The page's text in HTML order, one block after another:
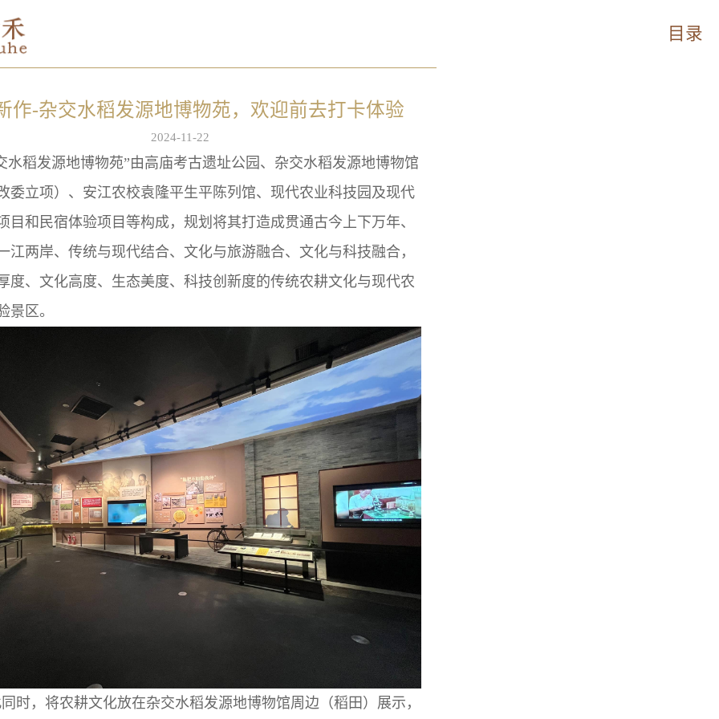
目录
作-杂交水稻发源地博物苑，欢迎前去打卡体验
2024-11-22
水稻发源地博物苑”由高庙考古遗址公园、杂交水稻发源地博物馆
委立项）、安江农校袁隆平生平陈列馆、现代农业科技园及现代
目和民宿体验项目等构成，规划将其打造成贯通古今上下万年、
江两岸、传统与现代结合、文化与旅游融合、文化与科技融合，
度、文化高度、生态美度、科技创新度的传统农耕文化与现代农
景区。
时，将农耕文化放在杂交水稻发源地博物馆周边（稻田）展示，